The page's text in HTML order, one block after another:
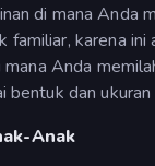
di mana Anda
familiar, karena
Anda
dan
Anak